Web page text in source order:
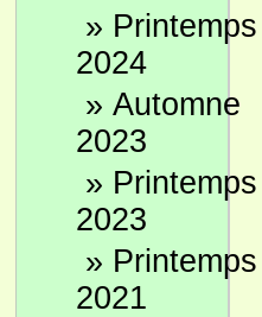
» Printemps
2024
» Automne
2023
» Printemps
2023
» Printemps
2021